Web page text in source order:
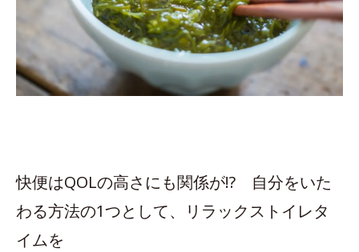
快便はQOLの高さにも関係が!? 自分をいた
わる方法の1つとして、リラックストイレタ
イムを